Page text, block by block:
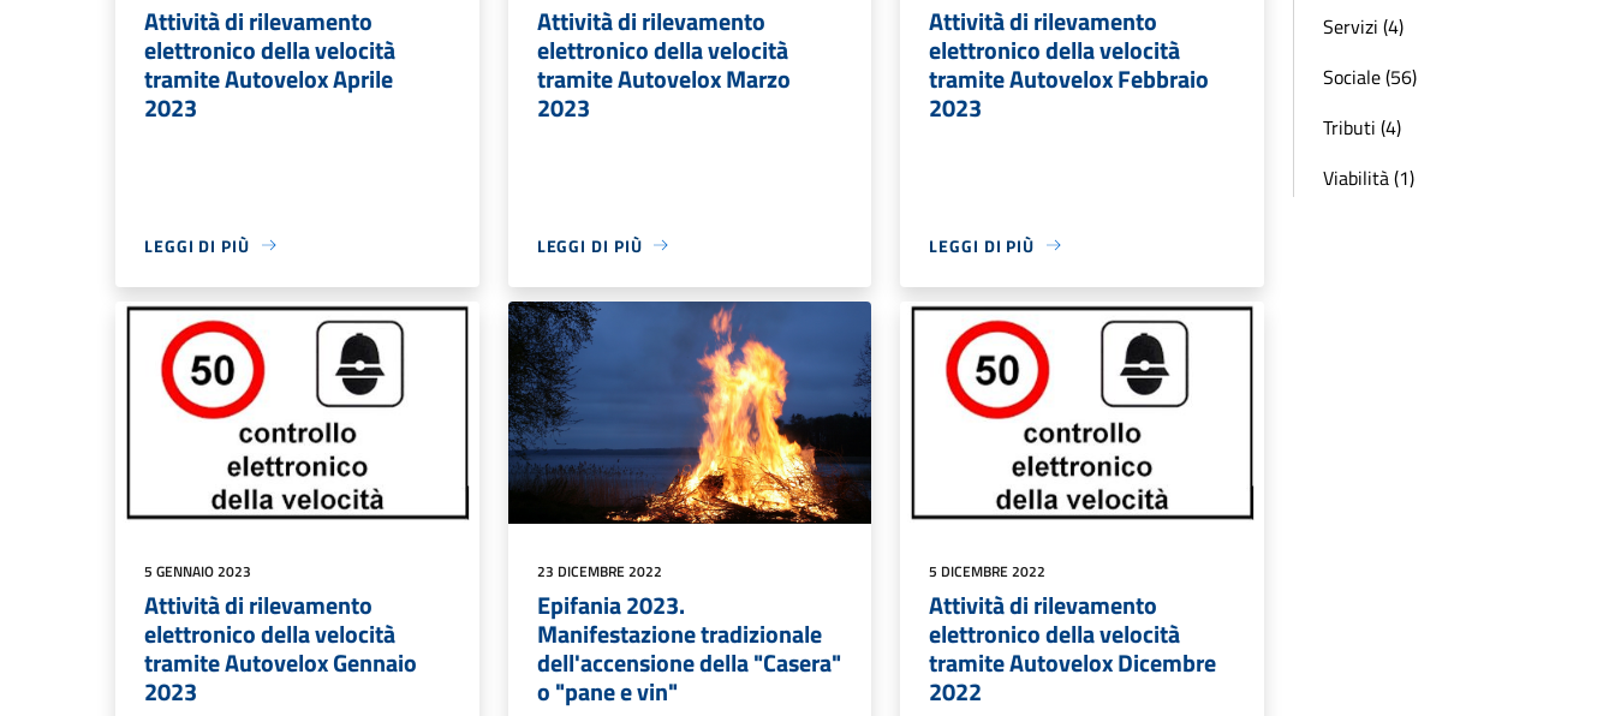
Attività di rilevamento
elettronico della velocità
tramite Autovelox Aprile
2023
LEGGI DI PIÙ
Attività di rilevamento
elettronico della velocità
tramite Autovelox Marzo
2023
LEGGI DI PIÙ
Attività di rilevamento
elettronico della velocità
tramite Autovelox Febbraio
2023
LEGGI DI PIÙ
5 GENNAIO 2023
Attività di rilevamento
elettronico della velocità
tramite Autovelox Gennaio
2023
23 DICEMBRE 2022
Epifania 2023.
Manifestazione tradizionale
dell'accensione della "Casera"
o "pane e vin"
5 DICEMBRE 2022
Attività di rilevamento
elettronico della velocità
tramite Autovelox Dicembre
2022
Servizi (4)
Sociale (56)
Tributi (4)
Viabilità (1)